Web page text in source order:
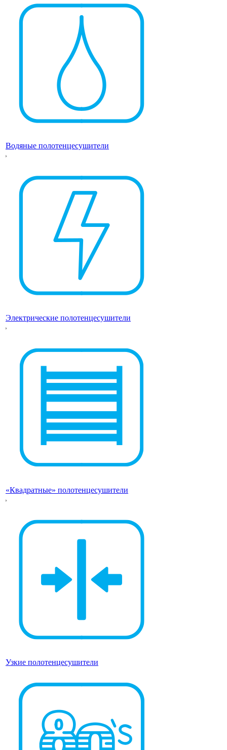
Водяные полотенцесушители
Электрические полотенцесушители
«Квадратные» полотенцесушители
Узкие полотенцесушители